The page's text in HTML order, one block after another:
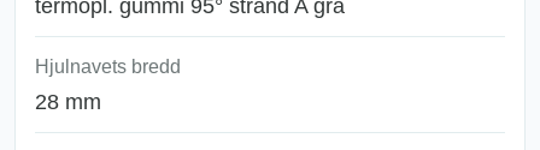
termopl. gummi 95° strand A grå
Hjulnavets bredd
28 mm